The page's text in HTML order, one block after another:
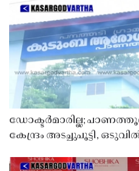
ഡോക്ടർമാരില്ല;
കേന്ദ്രം അടച്ചുപൂട്ടി,